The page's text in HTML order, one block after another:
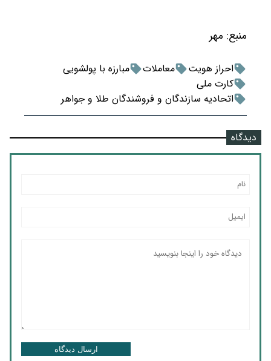
منبع: مهر
احراز هویت معاملات
مبارزه با پولشویی
کارت ملی
اتحادیه سازندگان و فروشندگان طلا و جواهر
دیدگاه
ارسال دیدگاه